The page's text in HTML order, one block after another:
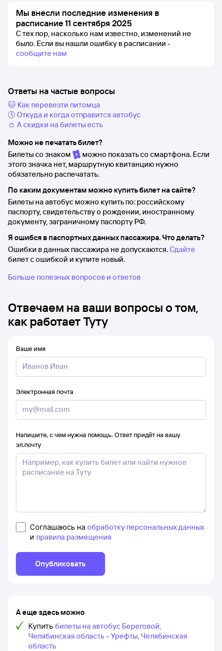
Мы внесли последние изменения в
расписание 11 сентября 2025
С тех пор, насколько нам известно, изменений не
было. Если вы нашли ошибку в расписании -
сообщите нам
Ответы на частые вопросы
🐱 Как перевезти питомца
🕔 Откуда и когда отправится автобус
👛 А скидки на билеты есть
Можно не печатать билет?
Билеты со знаком
можно показать со смартфона. Если
этого значка нет, маршрутную квитанцию нужно
обязательно распечатать.
По каким документам можно купить билет на сайте?
Билеты на автобус можно купить по: российскому
паспорту, свидетельству о рождении, иностранному
документу, заграничному паспорту РФ.
Я ошибся в паспортных данных пассажира. Что делать?
Ошибки в данных пассажира не допускаются.Сдайте
билет с ошибкой и купите новый.
Больше полезных вопросов и ответов
Отвечаем на ваши вопросы о том,
как работает Туту
Ваше имя
Электронная почта
Напишите, с чем нужна помощь. Ответ придёт на вашу
эл.почту
Соглашаюсь на обработку персональных данных
и правила размещения
Опубликовать
А еще здесь можно
Купить билеты на автобус Береговой,
Челябинская область – Урефты, Челябинская
область